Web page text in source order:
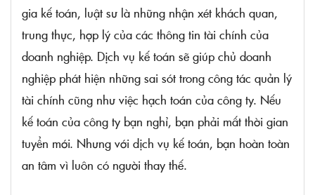
gia kế toán, luật sư là những nhận xét khách quan,
trung thực, hợp lý của các thông tin tài chính của
doanh nghiệp. Dịch vụ kế toán sẽ giúp chủ doanh
nghiệp phát hiện những sai sót trong công tác quản lý
tài chính cũng như việc hạch toán của công ty. Nếu
kế toán của công ty bạn nghỉ, bạn phải mất thời gian
tuyển mới. Nhưng với dịch vụ kế toán, bạn hoàn toàn
an tâm vì luôn có người thay thế.